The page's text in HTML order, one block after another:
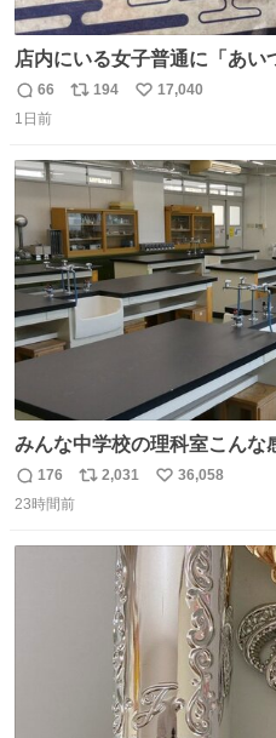
店内にいる女子普通に「あ
「スマホの持ち方きもw」と
返
信
66
リ
ト
数
194
い
数
17,040
1日前
みんな中学校の理科室こんな
返
信
176
リ
2,031
い
36,058
23時間前